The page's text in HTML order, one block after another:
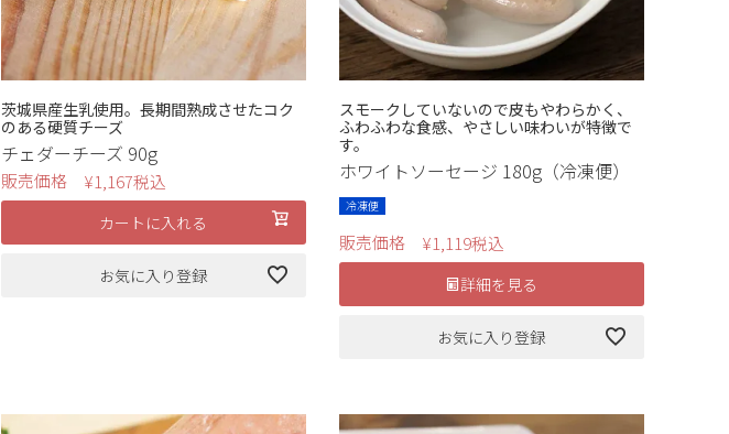
上記条件で検索する
茨城県産生乳使用。長期間熟成させたコク
のある硬質チーズ
チェダーチーズ 90g
販売価格 ¥1,167税込
カートに入れる
お気に入り登録
スモークしていないので皮もやわらかく、
ふわふわな食感、やさしい味わいが特徴で
す。
ホワイトソーセージ 180g（冷凍便）
冷凍便
販売価格 ¥1,119税込
詳細を見る
お気に入り登録